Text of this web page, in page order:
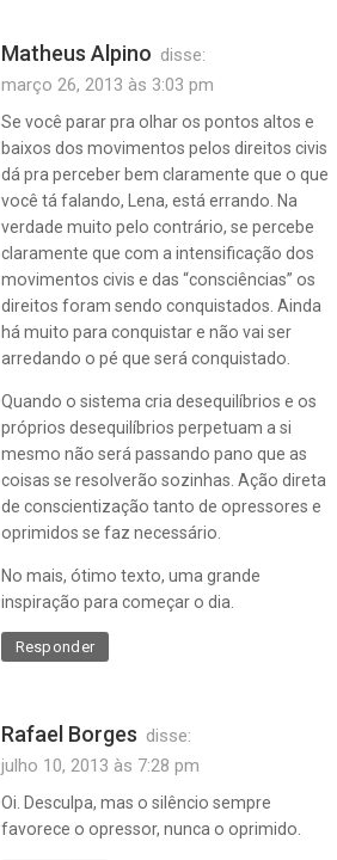
Matheus Alpino disse:
março 26, 2013 às 3:03 pm
Se você parar pra olhar os pontos altos e
baixos dos movimentos pelos direitos civis
dá pra perceber bem claramente que o que
você tá falando, Lena, está errando. Na
verdade muito pelo contrário, se percebe
claramente que com a intensificação dos
movimentos civis e das “consciências” os
direitos foram sendo conquistados. Ainda
há muito para conquistar e não vai ser
arredando o pé que será conquistado.
Quando o sistema cria desequilíbrios e os
próprios desequilíbrios perpetuam a si
mesmo não será passando pano que as
coisas se resolverão sozinhas. Ação direta
de conscientização tanto de opressores e
oprimidos se faz necessário.
No mais, ótimo texto, uma grande
inspiração para começar o dia.
Responder
Rafael Borges disse:
julho 10, 2013 às 7:28 pm
Oi. Desculpa, mas o silêncio sempre
favorece o opressor, nunca o oprimido.